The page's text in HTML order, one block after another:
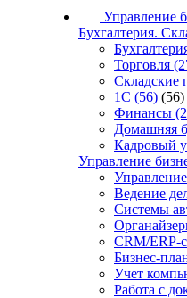
Управление
Бухгалтерия.
Торговля
Складские
1С (56) (56)
Финансы
Домашняя
Кадровый
Управление
Ведение
Системы
CRM/ERP-
Бизнес-
Учет
Работа с